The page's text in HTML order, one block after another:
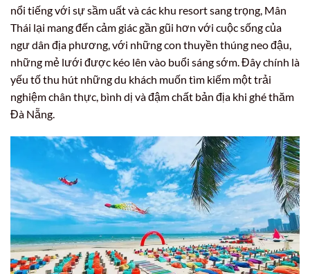
nổi tiếng với sự sầm uất và các khu resort sang trọng, Mân
Thái lại mang đến cảm giác gần gũi hơn với cuộc sống của
ngư dân địa phương, với những con thuyền thúng neo đậu,
những mẻ lưới được kéo lên vào buổi sáng sớm. Đây chính là
yếu tố thu hút những du khách muốn tìm kiếm một trải
nghiệm chân thực, bình dị và đậm chất bản địa khi ghé thăm
Đà Nẵng.